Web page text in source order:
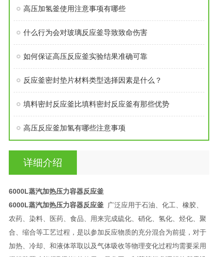
高压加氢釜使用注意事项有哪些
什么行为会对玻璃反应釜导致致命伤害
如何保证高压反应釜实验结果准确可靠
反应釜密封垫片材料类型选择因素是什么？
填料密封反应釜比填料密封反应釜有那些优势
高压反应釜加氢有哪些注意事项
详细介绍
6000L蒸汽加热压力容器反应釜
6000L蒸汽加热压力容器反应釜广泛应用于石油、化工、橡胶、
农药、染料、医药、食品、用来完成硫化、硝化、氢化、烃化、聚
合、缩合等工艺过程，是以参加反应物质的充分混合为前提，对于
加热、冷却、和液体萃取以及气体吸收等物理变化过程均需要采用